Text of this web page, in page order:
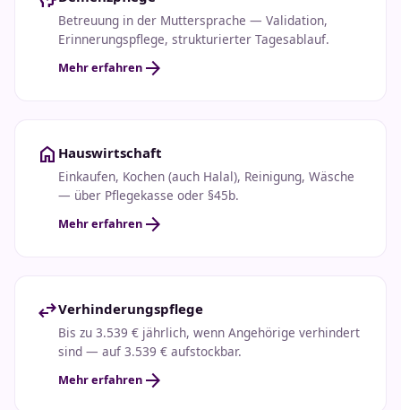
Betreuung in der Muttersprache — Validation,
Erinnerungspflege, strukturierter Tagesablauf.
Mehr erfahren arrow_forward
home Hauswirtschaft
Einkaufen, Kochen (auch Halal), Reinigung, Wäsche
— über Pflegekasse oder §45b.
Mehr erfahren arrow_forward
swap_horizVerhinderungspflege
Bis zu 3.539 € jährlich, wenn Angehörige verhindert
sind — auf 3.539 € aufstockbar.
Mehr erfahren arrow_forward